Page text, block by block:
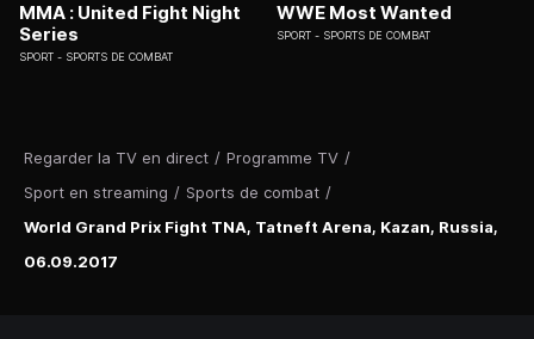
Regarder la TV en direct / Programme TV /
Sport en streaming / Sports de combat /
World Grand Prix Fight TNA, Tatneft Arena, Kazan, Russia,
06.09.2017
MMA : United Fight Night
Series
SPORT SPORTS DE COMBAT
WWE Most Wanted
SPORT SPORTS DE COMBAT